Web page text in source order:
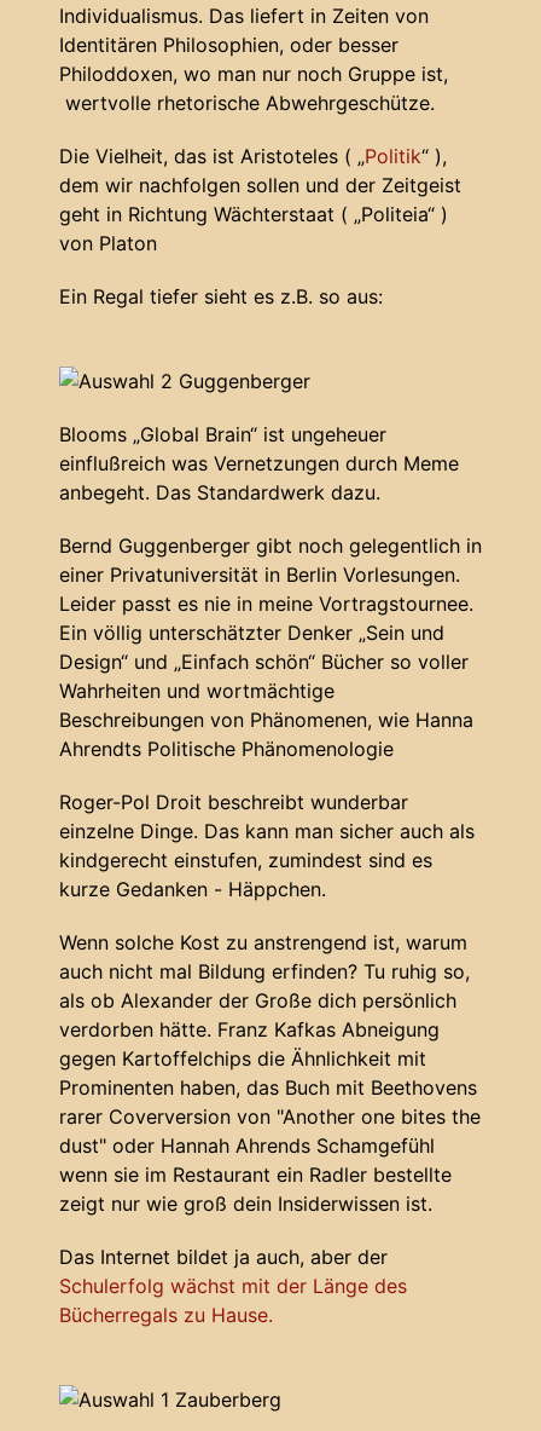
Individualismus. Das liefert in Zeiten von
Identitären Philosophien, oder besser
Philoddoxen, wo man nur noch Gruppe ist,
wertvolle rhetorische Abwehrgeschütze.
Die Vielheit, das ist Aristoteles ( „Politik“ ),
dem wir nachfolgen sollen und der Zeitgeist
geht in Richtung Wächterstaat ( „Politeia“ )
von Platon
Ein Regal tiefer sieht es z.B. so aus:
Blooms „Global Brain“ ist ungeheuer
einflußreich was Vernetzungen durch Meme
anbegeht. Das Standardwerk dazu.
Bernd Guggenberger gibt noch gelegentlich in
einer Privatuniversität in Berlin Vorlesungen.
Leider passt es nie in meine Vortragstournee.
Ein völlig unterschätzter Denker „Sein und
Design“ und „Einfach schön“ Bücher so voller
Wahrheiten und wortmächtige
Beschreibungen von Phänomenen, wie Hanna
Ahrendts Politische Phänomenologie
Roger-Pol Droit beschreibt wunderbar
einzelne Dinge. Das kann man sicher auch als
kindgerecht einstufen, zumindest sind es
kurze Gedanken - Häppchen.
Wenn solche Kost zu anstrengend ist, warum
auch nicht mal Bildung erfinden? Tu ruhig so,
als ob Alexander der Große dich persönlich
verdorben hätte. Franz Kafkas Abneigung
gegen Kartoffelchips die Ähnlichkeit mit
Prominenten haben, das Buch mit Beethovens
rarer Coverversion von "Another one bites the
dust" oder Hannah Ahrends Schamgefühl
wenn sie im Restaurant ein Radler bestellte
zeigt nur wie groß dein Insiderwissen ist.
Das Internet bildet ja auch, aber der
Schulerfolg wächst mit der Länge des
Bücherregals zu Hause.